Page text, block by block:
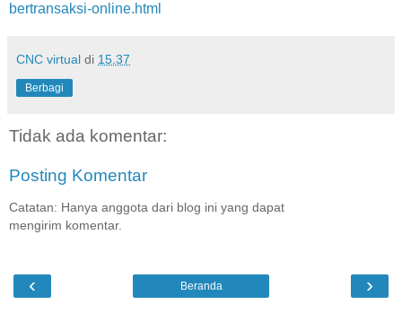
bertransaksi-online.html
CNC virtual di 15.37
Berbagi
Tidak ada komentar:
Posting Komentar
Catatan: Hanya anggota dari blog ini yang dapat
mengirim komentar.
‹ ›
Beranda